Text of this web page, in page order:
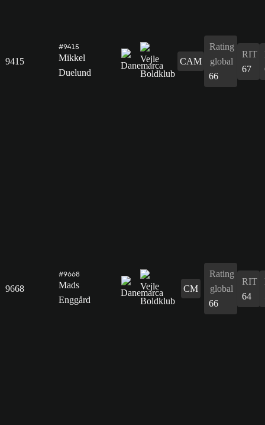
9415
#9415
Mikkel
Duelund
CAM
Rating
global
66
RIT
67
9668
#9668
Mads
Enggård
CM
Rating
global
66
RIT
64